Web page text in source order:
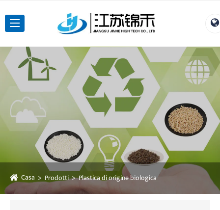
Casa Prodotti Plastica di origine biologica